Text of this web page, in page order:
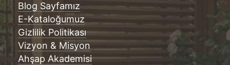
Blog Sayfamız
E-Kataloğumuz
Gizlilik Politikası
Vizyon & Misyon
Ahşap Akademisi